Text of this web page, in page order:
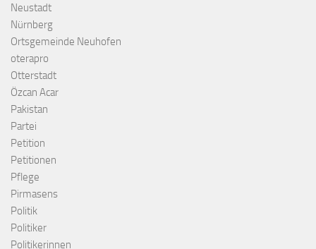
Neustadt
Nürnberg
Ortsgemeinde Neuhofen
oterapro
Otterstadt
Özcan Acar
Pakistan
Partei
Petition
Petitionen
Pflege
Pirmasens
Politik
Politiker
Politikerinnen